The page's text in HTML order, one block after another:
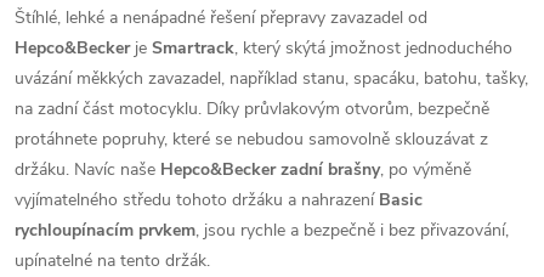
Štíhlé, lehké a nenápadné řešení přepravy zavazadel od
Hepco&Beckerje Smartrack, který skýtá jmožnost jednoduchého
uvázání měkkých zavazadel, například stanu, spacáku, batohu, tašky,
na zadní část motocyklu. Díky průvlakovým otvorům, bezpečně
protáhnete popruhy, které se nebudou samovolně sklouzávat z
držáku. Navíc naše Hepco&Becker zadní brašny, po výměně
vyjímatelného středu tohoto držáku a nahrazení Basic
rychloupínacím prvkem, jsou rychle a bezpečně i bez přivazování,
upínatelné na tento držák.